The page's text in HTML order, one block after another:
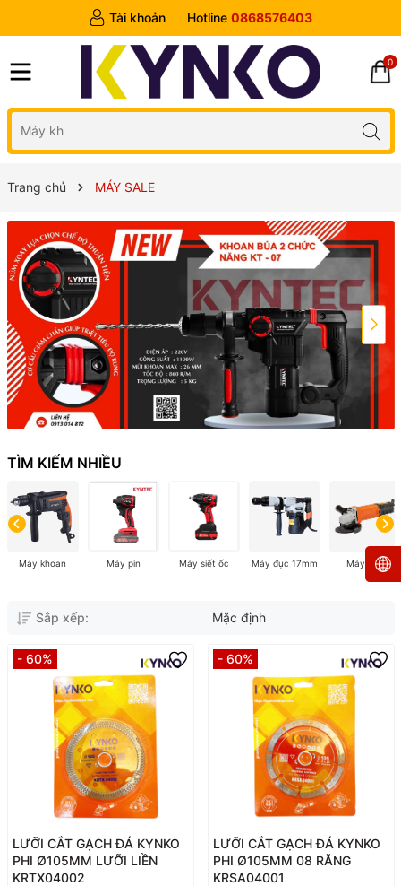
Tài khoản Hotline 0868576403
0
Trang chủ MÁY SALE
TÌM KIẾM NHIỀU
Máy khoan Máy pin Máy siết ốc Máy đục 17mm Máy mài
Sắp xếp: Mặc định
- 60%
LƯỠI CẮT GẠCH ĐÁ KYNKO
PHI Ø105MM LƯỠI LIỀN
KRTX04002
- 60%
LƯỠI CẮT GẠCH ĐÁ KYNKO
PHI Ø105MM 08 RĂNG
KRSA04001